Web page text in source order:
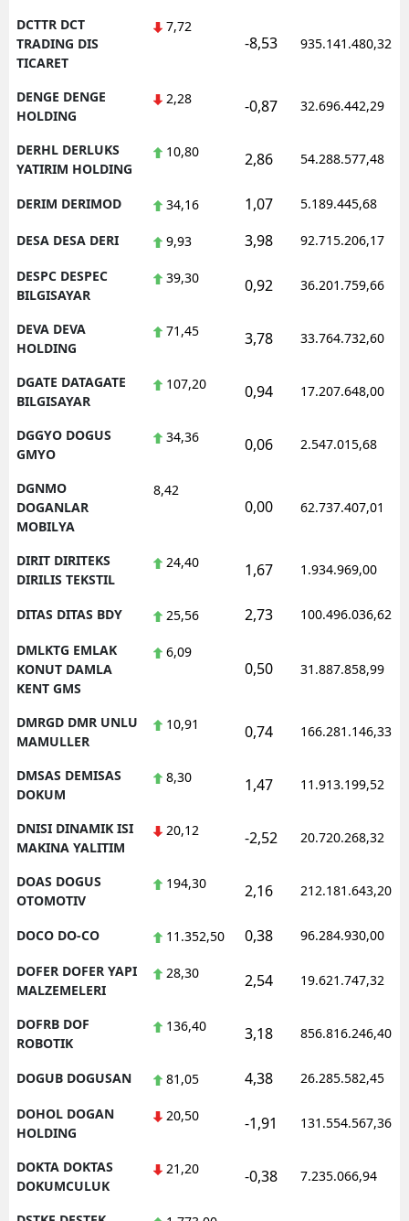
DCTTR DCT
TRADING DIS
TICARET
7,72
-8,53 935.141.480,32
DENGE DENGE
HOLDING
2,28 -0,87 32.696.442,29
DERHL DERLUKS
YATIRIM HOLDING
10,80 2,86 54.288.577,48
DERIM DERIMOD 34,16 1,07 5.189.445,68
DESA DESA DERI 9,93 3,98 92.715.206,17
DESPC DESPEC
BILGISAYAR
39,30 0,92 36.201.759,66
DEVA DEVA
HOLDING
71,45 3,78 33.764.732,60
DGATE DATAGATE
BILGISAYAR
107,20 0,94 17.207.648,00
DGGYO DOGUS
GMYO
34,36 0,06 2.547.015,68
DGNMO
DOGANLAR
MOBILYA
8,42
0,00 62.737.407,01
DIRIT DIRITEKS
DIRILIS TEKSTIL
24,40 1,67 1.934.969,00
DITAS DITAS BDY 25,56 2,73 100.496.036,62
DMLKTG EMLAK
KONUT DAMLA
KENT GMS
6,09
0,50 31.887.858,99
DMRGD DMR UNLU
MAMULLER
10,91 0,74 166.281.146,33
DMSAS DEMISAS
DOKUM
8,30 1,47 11.913.199,52
DNISI DINAMIK ISI
MAKINA YALITIM
20,12 -2,52 20.720.268,32
DOAS DOGUS
OTOMOTIV
194,30 2,16 212.181.643,20
DOCO DO-CO 11.352,50 0,38 96.284.930,00
DOFER DOFER YAPI
MALZEMELERI
28,30 2,54 19.621.747,32
DOFRB DOF
ROBOTIK
136,40 3,18 856.816.246,40
DOGUB DOGUSAN 81,05 4,38 26.285.582,45
DOHOL DOGAN
HOLDING
20,50 -1,91 131.554.567,36
DOKTA DOKTAS
DOKUMCULUK
21,20 -0,38 7.235.066,94